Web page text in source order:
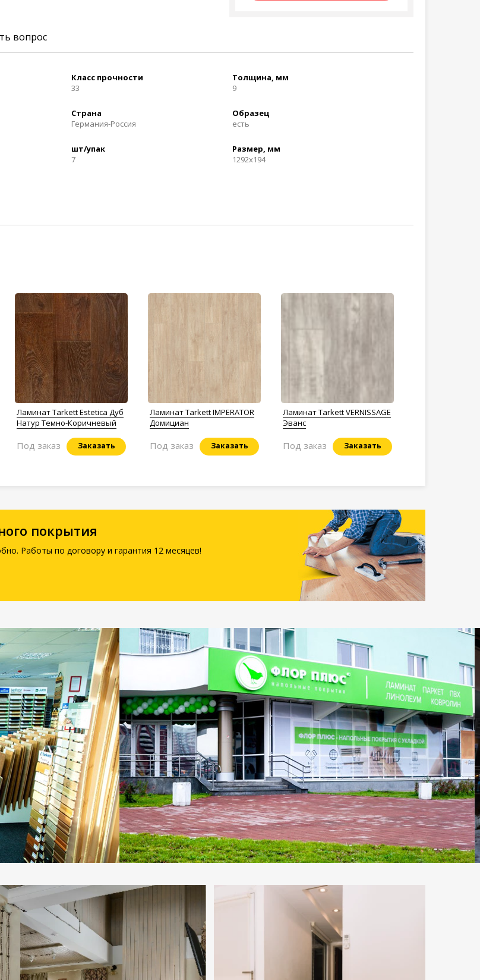
вопрос
Класс прочности
33
Толщина, мм
9
Страна
Германия-Россия
Образец
есть
шт/упак
7
Размер, мм
1292x194
Ламинат Tarkett Estetica Дуб
Натур Темно-Коричневый
Заказать
Под заказ
Ламинат Tarkett IMPERATOR
Домициан
Заказать
Под заказ
Ламинат Tarkett VERNISSAGE
Эванс
Заказать
Под заказ
покрытия
Работы по договору и гарантия 12 месяцев!